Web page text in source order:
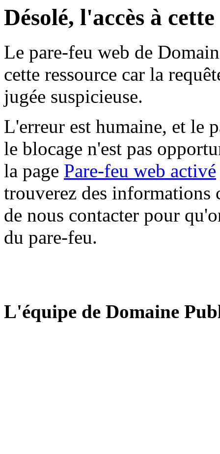
Désolé, l'accès à
Le pare-feu web de
cette ressource car la
jugée suspicieuse.
L'erreur est humaine, et le
le blocage n'est pas
la page Pare-feu web activé
trouverez des informations
de nous contacter pour
du pare-feu.
L'équipe de Domaine